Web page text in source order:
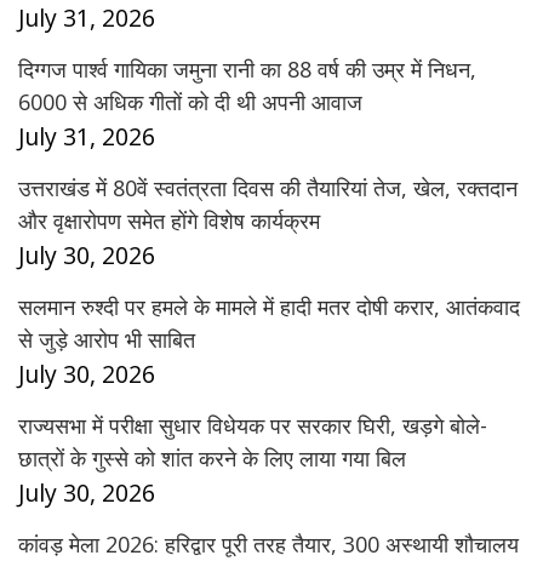
July 31, 2026
दिग्गज पार्श्व गायिका जमुना रानी का 88 वर्ष की उम्र में निधन,
6000 से अधिक गीतों को दी थी अपनी आवाज
July 31, 2026
उत्तराखंड में 80वें स्वतंत्रता दिवस की तैयारियां तेज, खेल, रक्तदान
और वृक्षारोपण समेत होंगे विशेष कार्यक्रम
July 30, 2026
सलमान रुश्दी पर हमले के मामले में हादी मतर दोषी करार, आतंकवाद
से जुड़े आरोप भी साबित
July 30, 2026
राज्यसभा में परीक्षा सुधार विधेयक पर सरकार घिरी, खड़गे बोले-
छात्रों के गुस्से को शांत करने के लिए लाया गया बिल
July 30, 2026
कांवड़ मेला 2026: हरिद्वार पूरी तरह तैयार, 300 अस्थायी शौचालय